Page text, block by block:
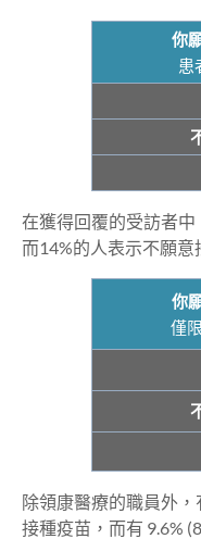
你
患
在獲得回覆的受訪者中
而14%的人表示不願意
你
僅
除領康醫療的職員外
接種疫苗，而有 9.6%